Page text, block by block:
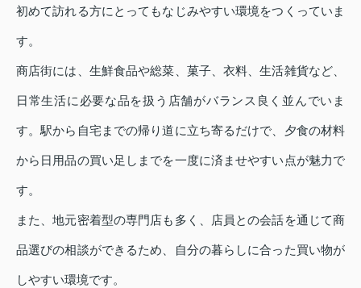
初めて訪れる方にとってもなじみやすい環境をつくっていま
す。
商店街には、生鮮食品や総菜、菓子、衣料、生活雑貨など、
日常生活に必要な品を扱う店舗がバランス良く並んでいま
す。駅から自宅までの帰り道に立ち寄るだけで、夕食の材料
から日用品の買い足しまでを一度に済ませやすい点が魅力で
す。
また、地元密着型の専門店も多く、店員との会話を通じて商
品選びの相談ができるため、自分の暮らしに合った買い物が
しやすい環境です。